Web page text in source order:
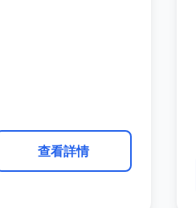
查看詳情